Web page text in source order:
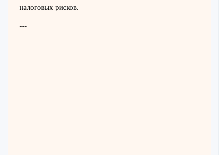
налоговых рисков.
---